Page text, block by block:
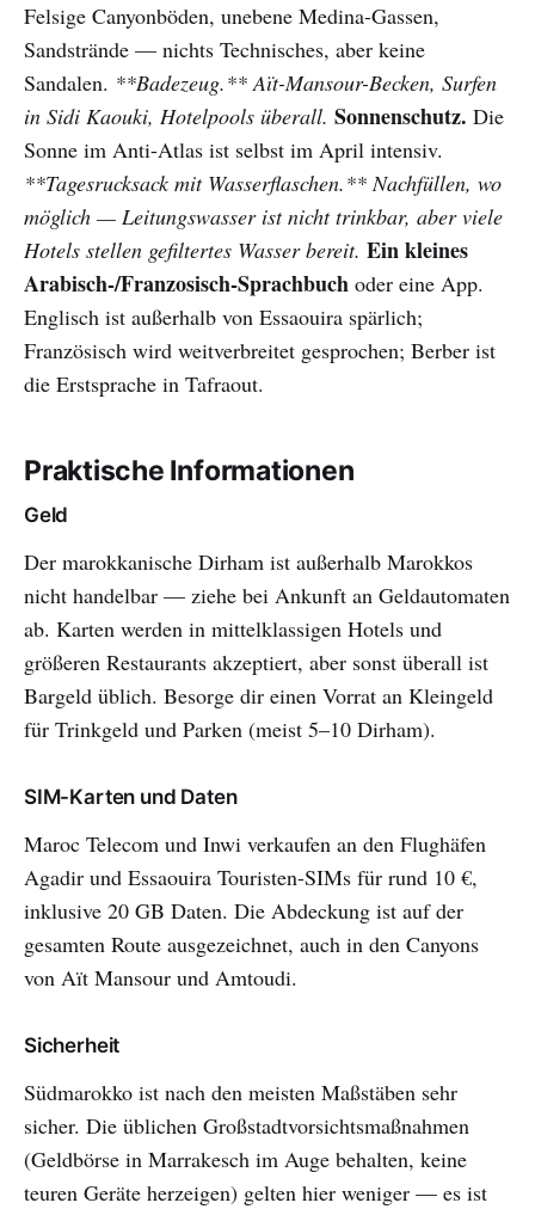
Felsige Canyonböden, unebene Medina-Gassen,
Sandstrände — nichts Technisches, aber keine
Sandalen. **Badezeug.** Aït-Mansour-Becken, Surfen
in Sidi Kaouki, Hotelpools überall. Sonnenschutz. Die
Sonne im Anti-Atlas ist selbst im April intensiv.
**Tagesrucksack mit Wasserflaschen.** Nachfüllen, wo
möglich — Leitungswasser ist nicht trinkbar, aber viele
Hotels stellen gefiltertes Wasser bereit. Ein kleines
Arabisch-/Franzosisch-Sprachbuch oder eine App.
Englisch ist außerhalb von Essaouira spärlich;
Französisch wird weitverbreitet gesprochen; Berber ist
die Erstsprache in Tafraout.
Praktische Informationen
Geld
Der marokkanische Dirham ist außerhalb Marokkos
nicht handelbar — ziehe bei Ankunft an Geldautomaten
ab. Karten werden in mittelklassigen Hotels und
größeren Restaurants akzeptiert, aber sonst überall ist
Bargeld üblich. Besorge dir einen Vorrat an Kleingeld
für Trinkgeld und Parken (meist 5–10 Dirham).
SIM-Karten und Daten
Maroc Telecom und Inwi verkaufen an den Flughäfen
Agadir und Essaouira Touristen-SIMs für rund 10 €,
inklusive 20 GB Daten. Die Abdeckung ist auf der
gesamten Route ausgezeichnet, auch in den Canyons
von Aït Mansour und Amtoudi.
Sicherheit
Südmarokko ist nach den meisten Maßstäben sehr
sicher. Die üblichen Großstadtvorsichtsmaßnahmen
(Geldbörse in Marrakesch im Auge behalten, keine
teuren Geräte herzeigen) gelten hier weniger — es ist